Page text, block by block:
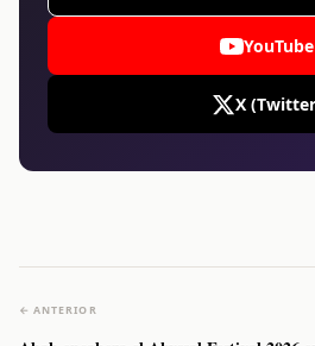
YouTube
X
← ANTERIOR